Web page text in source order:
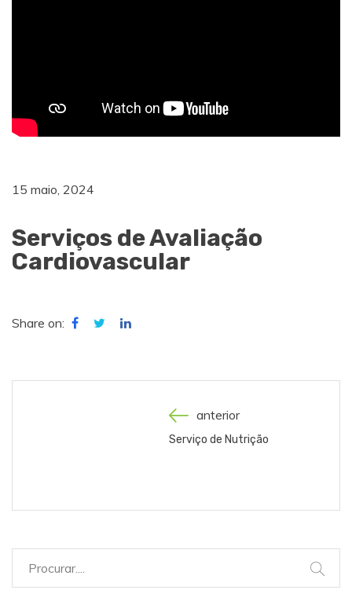
15 maio, 2024
Serviços de Avaliação
Cardiovascular
Share on:
anterior
Serviço de Nutrição